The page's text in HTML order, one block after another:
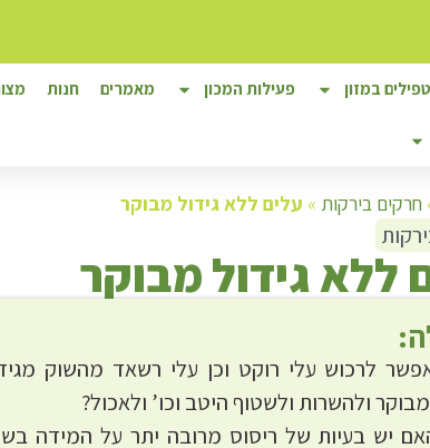
במזון פעילות המכון מאמרים חנות
חרקים בירקות » עלים ללא גידול מבוקר
ללא גידול מבוקר
לרכוש עלי רוקט וכן עלי רשאד מהשוק
ולהשרות ולשטוף היטב וכו’ ולאכול?
יש בעיות של ריסוס מרובה יתר על המידה